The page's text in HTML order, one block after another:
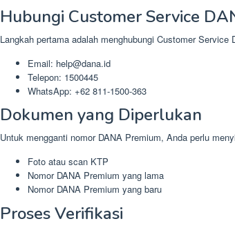
Hubungi Customer Service
Langkah pertama adalah menghubungi Customer Service
Email: help@dana.id
Telepon: 1500445
WhatsApp: +62 811-1500-363
Dokumen yang Diperlukan
Untuk mengganti nomor DANA Premium, Anda perlu
Foto atau scan KTP
Nomor DANA Premium yang lama
Nomor DANA Premium yang baru
Proses Verifikasi